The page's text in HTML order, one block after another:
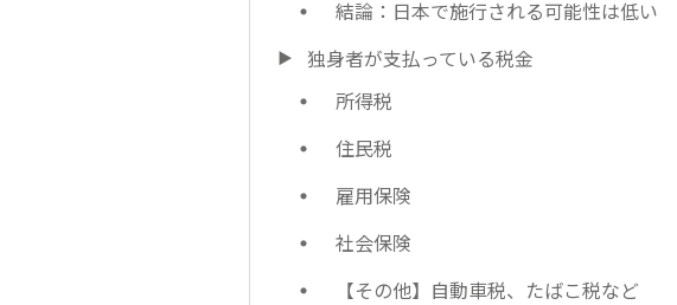
結論：日本で施行される可能性は低い
独身者が支払っている税金
所得税
住民税
雇用保険
社会保険
【その他】自動車税、たばこ税など